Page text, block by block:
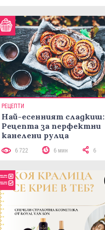
РЕЦЕПТИ
Най-есенният сладкиш:
Рецепта за перфектни
канелени рулца
6 722 6 мин 6